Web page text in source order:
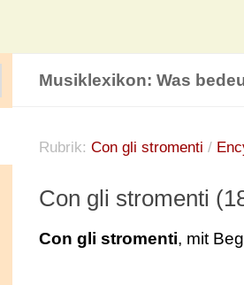
Musiklexikon: Was
Rubrik: Con gli stromenti /
Con gli stromenti
Con gli stromenti, mit